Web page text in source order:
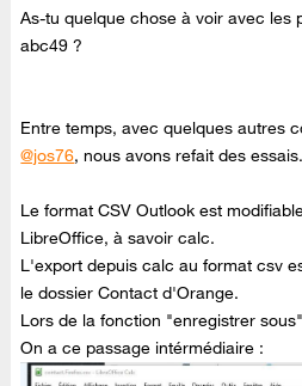
As-tu quelque chose à voir avec les
abc49 ?
Entre temps, avec quelques autres
@jos76, nous avons refait des essais.
Le format CSV Outlook est
LibreOffice, à savoir calc.
L'export depuis calc au format csv
le dossier Contact d'Orange.
Lors de la fonction "enregistrer sous"
On a ce passage intérmédiaire :